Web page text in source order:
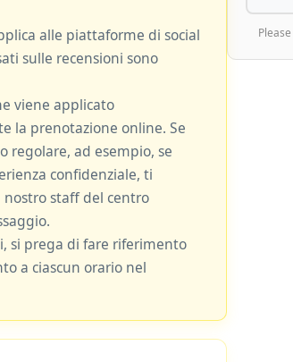
alle piattaforme di social
sulle recensioni sono
viene applicato
la prenotazione online. Se
regolare, ad esempio, se
confidenziale, ti
staff del centro
si prega di fare riferimento
a ciascun orario nel